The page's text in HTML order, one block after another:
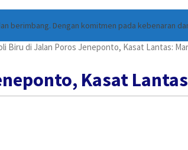
berimbang. Dengan komitmen pada kebenaran
Biru di Jalan Poros Jeneponto, Kasat Lantas:
Kasat